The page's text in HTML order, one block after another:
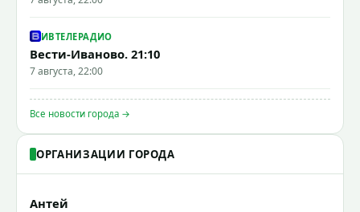
ИВТЕЛЕРАДИО
Вести-Иваново. 21:10
7 августа, 22:00
Все новости города →
ОРГАНИЗАЦИИ ГОРОДА
Антей